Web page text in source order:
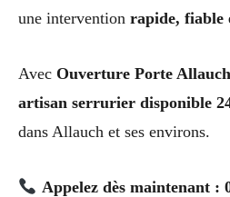
une intervention rapide, fiable
Avec Ouverture Porte Allauch
artisan serrurier disponible
dans Allauch et ses environs.
Appelez dès maintenant :